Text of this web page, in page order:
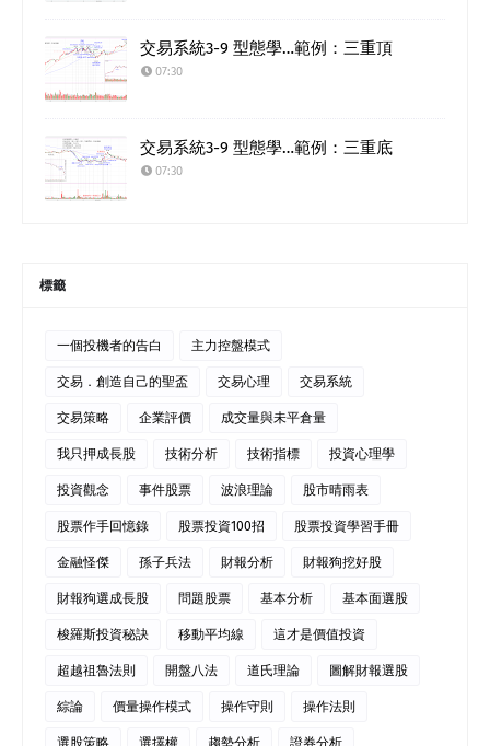
交易系統3-9 型態學…範例：三重頂
07:30
交易系統3-9 型態學…範例：三重底
07:30
標籤
一個投機者的告白 主力控盤模式
交易．創造自己的聖盃 交易心理 交易系統
交易策略 企業評價 成交量與未平倉量
我只押成長股 技術分析 技術指標 投資心理學
投資觀念 事件股票 波浪理論 股市晴雨表
股票作手回憶錄 股票投資100招 股票投資學習手冊
金融怪傑 孫子兵法 財報分析 財報狗挖好股
財報狗選成長股 問題股票 基本分析 基本面選股
梭羅斯投資秘訣 移動平均線 這才是價值投資
超越祖魯法則 開盤八法 道氏理論 圖解財報選股
綜論 價量操作模式 操作守則 操作法則
選股策略 選擇權 趨勢分析 證券分析